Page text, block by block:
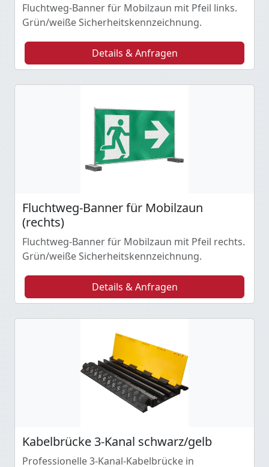
Fluchtweg-Banner für Mobilzaun mit Pfeil links.
Grün/weiße Sicherheitskennzeichnung.
Details & Anfragen
Fluchtweg-Banner für Mobilzaun
(rechts)
Fluchtweg-Banner für Mobilzaun mit Pfeil rechts.
Grün/weiße Sicherheitskennzeichnung.
Details & Anfragen
Kabelbrücke 3-Kanal schwarz/gelb
Professionelle 3-Kanal-Kabelbrücke in